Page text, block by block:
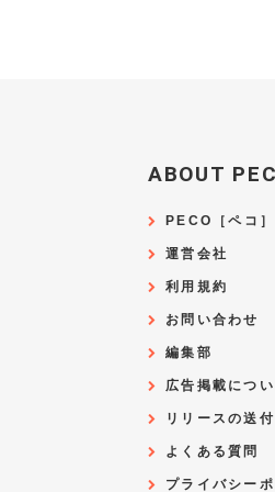
ABOUT
PECO［ペコ
運営会社
利用規約
お問い合わせ
編集部
広告掲載につい
リリースの送
よくある質問
プライバシー